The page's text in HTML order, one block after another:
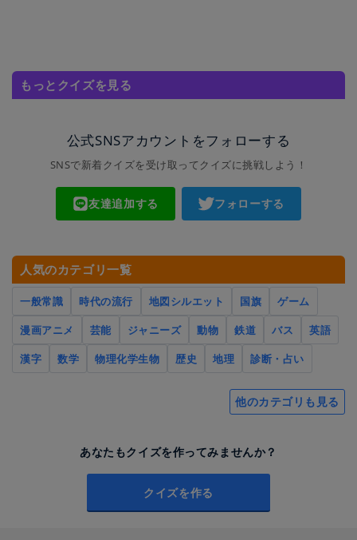
もっとクイズを見る
公式SNSアカウントをフォローする
SNSで新着クイズを受け取ってクイズに挑戦しよう！
友達追加する フォローする
人気のカテゴリ一覧
一般常識 時代の流行 地図シルエット 国旗
ゲーム
漫画アニメ
芸能 ジャニーズ 動物 鉄道 バス
英語
漢字
数学 物理化学生物 歴史 地理 診断・占い
他のカテゴリも見る
あなたもクイズを作ってみませんか？
クイズを作る